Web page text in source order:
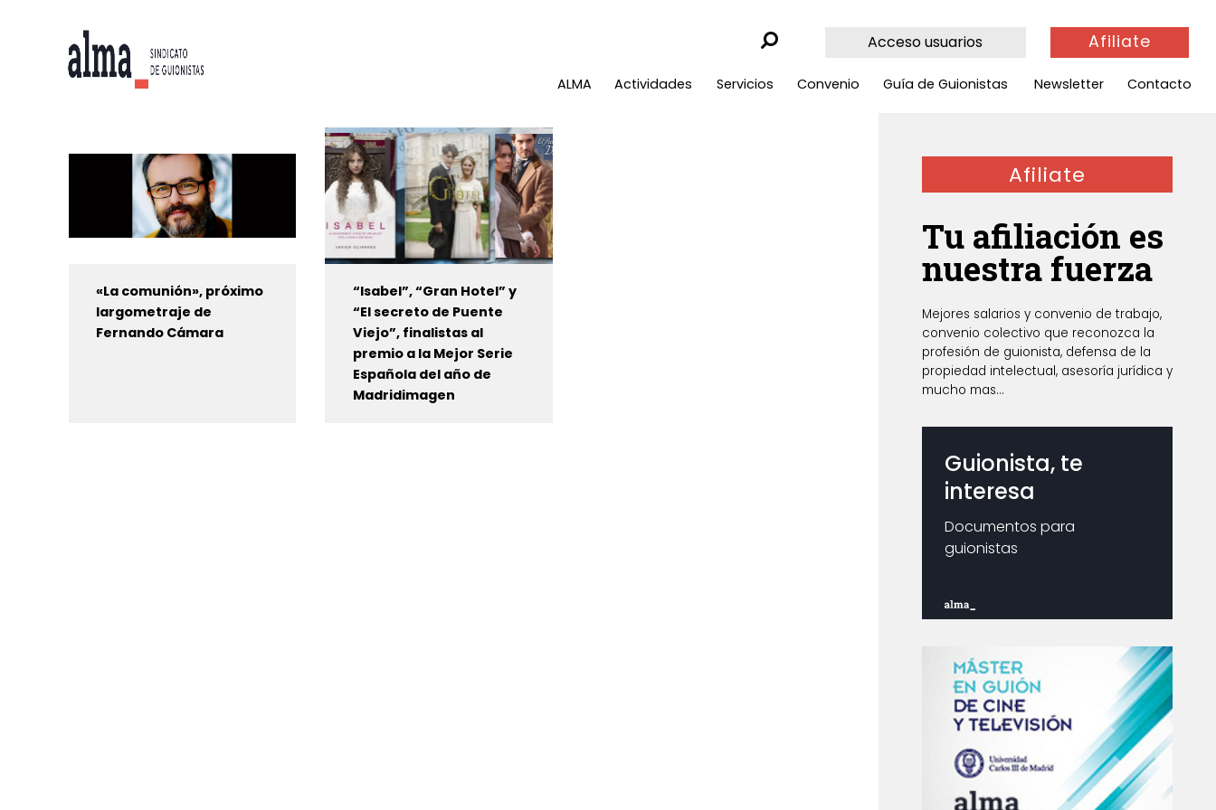
Acceso usuarios Afiliate
ALMA Actividades Servicios Convenio Guía de Guionistas Newsletter Contacto
«La comunión», próximo
largometraje de
Fernando Cámara
“Isabel”, “Gran Hotel” y
“El secreto de Puente
Viejo”, finalistas al
premio a la Mejor Serie
Española del año de
Madridimagen
Afiliate
Tu afiliación es
nuestra fuerza
Mejores salarios y convenio de trabajo,
convenio colectivo que reconozca la
profesión de guionista, defensa de la
propiedad intelectual, asesoría jurídica y
mucho mas...
Guionista, te
interesa
Documentos para
guionistas